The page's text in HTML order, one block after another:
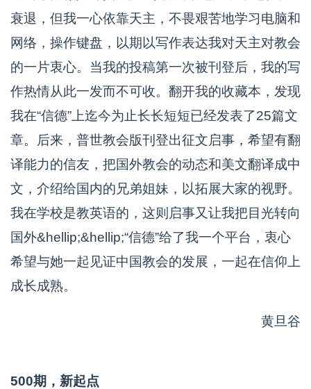
衰退，但我一心依靠天主，不畏艰苦地学习电脑和
网络，操作键盘，以期以写作表达我对天主对教会
的一片衷心。当我的投稿第一次被刊登后，我的写
作热情从此一发而不可收。翻开我的收藏本，发现
我在“信德”上迄今为止长长短短已经发表了25篇文
章。后来，普世教会版刊登出征文启事，希望有翻
译能力的信友，把国外教会的动态和美文翻译成中
文，介绍给国内的兄弟姐妹，以拓展大家的视野。
我在学校是教英语的，这则启事又让我把目光转向
国外&hellip;&hellip;“信德”给了我一个平台，衷心
希望与她一起见证中国教会的发展，一起在信仰上
成长成熟。
黄旦谷
500期，新起点